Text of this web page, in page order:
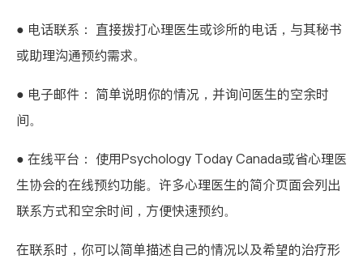
● 电话联系： 直接拨打心理医生或诊所的电话，与其秘书
或助理沟通预约需求。
● 电子邮件： 简单说明你的情况，并询问医生的空余时
间。
● 在线平台： 使用Psychology Today Canada或省心理医
生协会的在线预约功能。许多心理医生的简介页面会列出
联系方式和空余时间，方便快速预约。
在联系时，你可以简单描述自己的情况以及希望的治疗形